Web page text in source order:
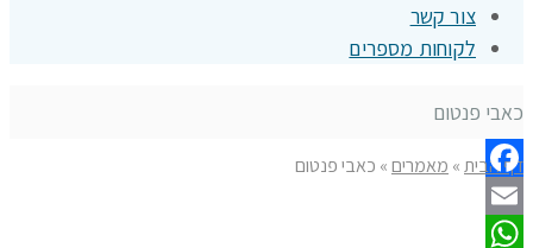
צור קשר
לקוחות מספרים
כאבי פנטום
דף הבית» מאמרים» כאבי פנטום
Facebook
Email